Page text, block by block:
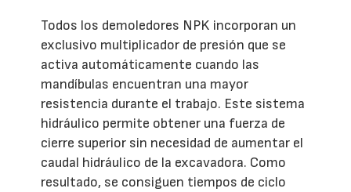
Todos los demoledores NPK incorporan un
exclusivo multiplicador de presión que se
activa automáticamente cuando las
mandíbulas encuentran una mayor
resistencia durante el trabajo. Este sistema
hidráulico permite obtener una fuerza de
cierre superior sin necesidad de aumentar el
caudal hidráulico de la excavadora. Como
resultado, se consiguen tiempos de ciclo